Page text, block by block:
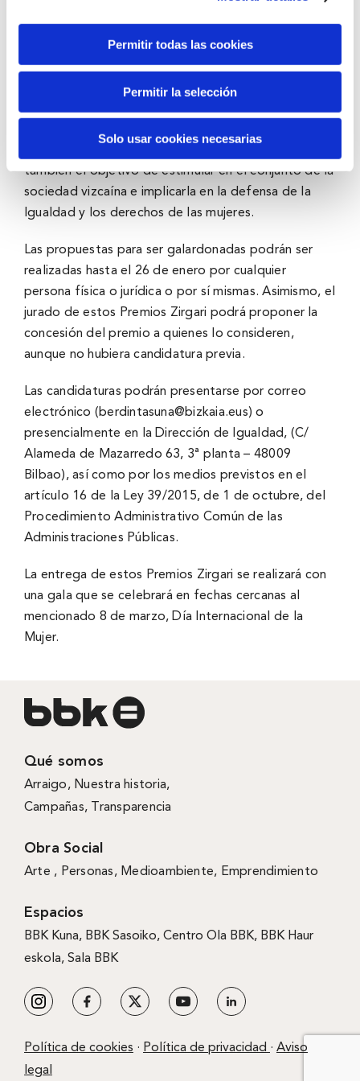
Permitir todas las cookies
Permitir la selección
Solo usar cookies necesarias
Los Premios Zirgari llegarán en 2023 a su octava
edición son un reconocimiento al trabajo en favor de
la Igualdad que realizan tanto personas físicas como
entidades, una distinción pública que tanto BBK
como la Diputación Foral de Bizkaia realizan a
también el objetivo de estimular en el conjunto de la
sociedad vizcaína e implicarla en la defensa de la
Igualdad y los derechos de las mujeres.
Las propuestas para ser galardonadas podrán ser
realizadas hasta el 26 de enero por cualquier
persona física o jurídica o por sí mismas. Asimismo, el
jurado de estos Premios Zirgari podrá proponer la
concesión del premio a quienes lo consideren,
aunque no hubiera candidatura previa.
Las candidaturas podrán presentarse por correo
electrónico (berdintasuna@bizkaia.eus) o
presencialmente en la Dirección de Igualdad, (C/
Alameda de Mazarredo 63, 3ª planta – 48009
Bilbao), así como por los medios previstos en el
artículo 16 de la Ley 39/2015, de 1 de octubre, del
Procedimiento Administrativo Común de las
Administraciones Públicas.
La entrega de estos Premios Zirgari se realizará con
una gala que se celebrará en fechas cercanas al
mencionado 8 de marzo, Día Internacional de la
Mujer.
Qué somos
Arraigo, Nuestra historia,
Campañas, Transparencia
Obra Social
Arte , Personas, Medioambiente, Emprendimiento
Espacios
BBK Kuna, BBK Sasoiko, Centro Ola BBK, BBK Haur
eskola, Sala BBK
Política de cookies · Política de privacidad · Aviso
legal